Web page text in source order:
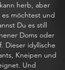
herb, aber
es möchtest und
Du es still
Doms oder
Dieser idyllische
Kneipen und
Und